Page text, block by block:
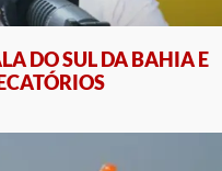
DO SUL DA BAHIA E